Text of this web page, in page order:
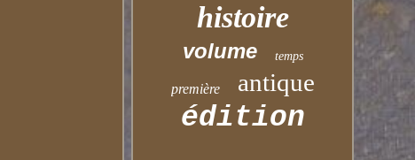
histoire
volume temps
première antique
édition